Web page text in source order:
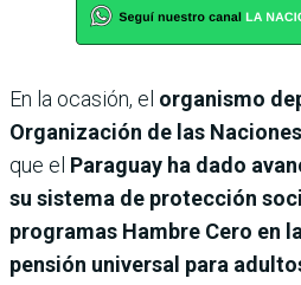
En la ocasión, el organismo
Organización de las
que el Paraguay ha dado
su sistema de protección
programas Hambre Cero en
pensión universal para